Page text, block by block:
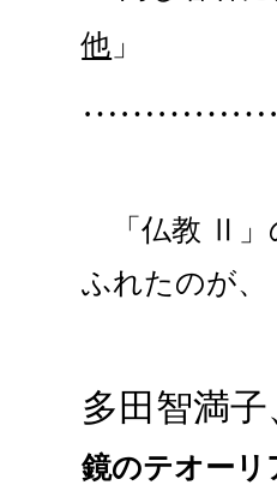
他 」
「仏教 Ⅱ」
ふれたのが、
多田智満
鏡のテオーリ